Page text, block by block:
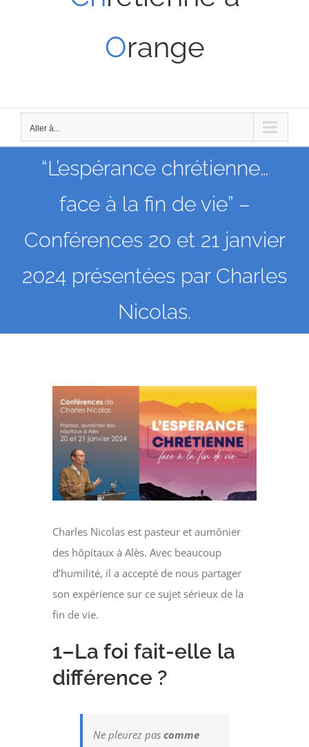
Orange
Aller à...
“L’espérance chrétienne…
face à la fin de vie” –
Conférences 20 et 21 janvier
2024 présentées par Charles
Nicolas.
Voir
l'image
agrandie
Charles Nicolas est pasteur et aumônier
des hôpitaux à Alès. Avec beaucoup
d’humilité, il a accepté de nous partager
son expérience sur ce sujet sérieux de la
fin de vie.
1–La foi fait-elle la
différence ?
Ne pleurez pascomme